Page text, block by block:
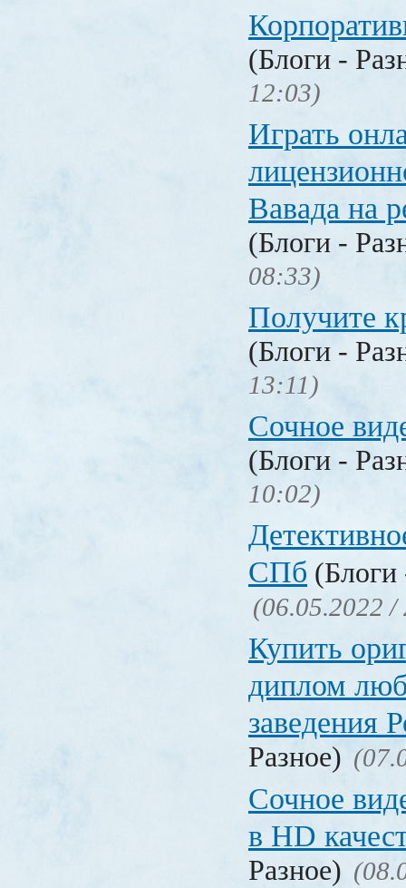
(Блоги -
12:03)
Играть
Вавада на
(Блоги -
08:33)
Получите
(Блоги -
13:11)
Сочное
(Блоги -
10:02)
СПб (Блоги
(06.05.2022 /
Купить
диплом
заведения
Разное)
Сочное
в HD
Разное)